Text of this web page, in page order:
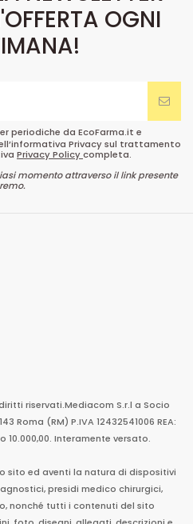
OGNI
periodiche da EcoFarma.it e
Privacy sul trattamento
Privacy Policycompleta.
momento attraverso il link presente
riservati.Mediacom S.r.l a Socio
Roma (RM) P.IVA 12432541006 REA:
10.000,00. Interamente versato.
sito ed aventi la natura di dispositivi
presidi medico chirurgici,
nonché tutti i contenuti del sito